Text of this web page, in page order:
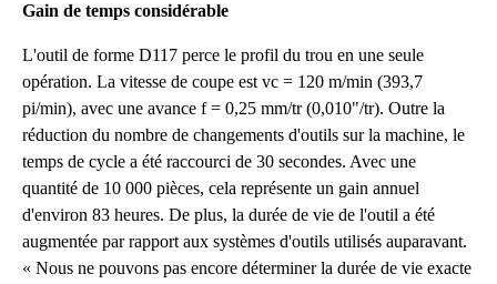
Gain de temps considérable
L'outil de forme D117 perce le profil du trou en une seule
opération. La vitesse de coupe est vc = 120 m/min (393,7
pi/min), avec une avance f = 0,25 mm/tr (0,010"/tr). Outre la
réduction du nombre de changements d'outils sur la machine, le
temps de cycle a été raccourci de 30 secondes. Avec une
quantité de 10 000 pièces, cela représente un gain annuel
d'environ 83 heures. De plus, la durée de vie de l'outil a été
augmentée par rapport aux systèmes d'outils utilisés auparavant.
« Nous ne pouvons pas encore déterminer la durée de vie exacte